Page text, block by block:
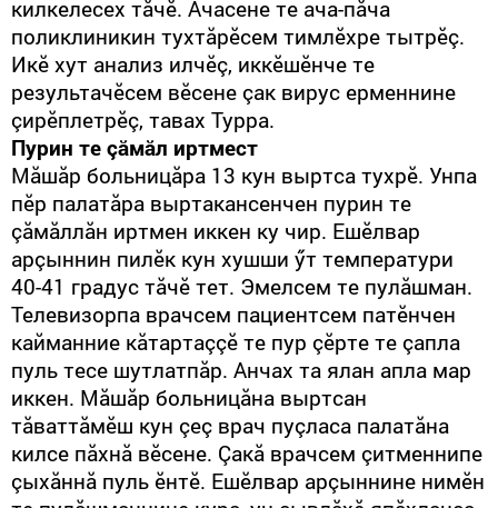
килкелесех тăчӗ. Ачасене те ача-пăча
поликлиникин тухтăрӗсем тимлӗхре тытрӗç.
Икӗ хут анализ илчӗç, иккӗшӗнче те
результачӗсем вӗсене çак вирус ерменнине
çирӗплетрӗç, тавах Турра.
Пурин те çăмăл иртмест
Мăшăр больницăра 13 кун выртса тухрӗ. Унпа
пӗр палатăра выртакансенчен пурин те
çăмăллăн иртмен иккен ку чир. Ешӗлвар
арçыннин пилӗк кун хушши ӳт температури
40-41 градус тăчӗ тет. Эмелсем те пулăшман.
Телевизорпа врачсем пациентсем патӗнчен
кайманние кăтартаççӗ те пур çӗрте те çапла
пуль тесе шутлатпăр. Анчах та ялан апла мар
иккен. Мăшăр больницăна выртсан
тăваттăмӗш кун çеç врач пуçласа палатăна
килсе пăхнă вӗсене. Çакă врачсем çитменнипе
çыхăннă пуль ӗнтӗ. Ешӗлвар арçыннине нимӗн